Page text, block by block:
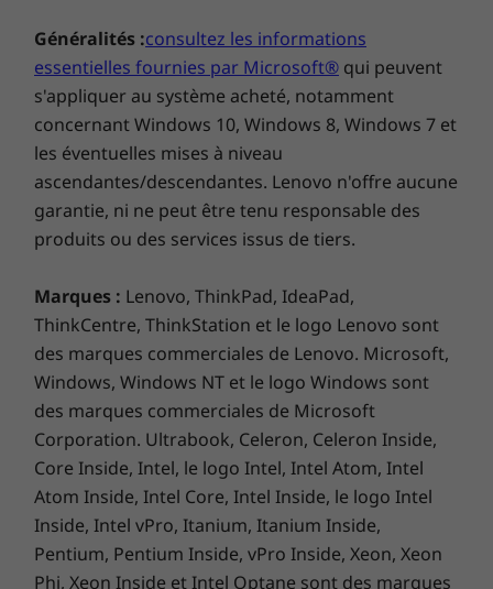
pouvez synchroniser sans peine vos
téléphones et tablettes Android ainsi que vous
connecter n’importe où. Vous pouvez donc
garder vos affaires près de vous, même
lorsque votre portable est loin, et stocker vos
e-mails, cartes, documents et images de
Cloud.
Généralités :consultez les informations
essentielles fournies par Microsoft® qui peuvent
s'appliquer au système acheté, notamment
concernant Windows 10, Windows 8, Windows 7 et
les éventuelles mises à niveau
ascendantes/descendantes. Lenovo n'offre aucune
garantie, ni ne peut être tenu responsable des
produits ou des services issus de tiers.
Marques : Lenovo, ThinkPad, IdeaPad,
ThinkCentre, ThinkStation et le logo Lenovo sont
des marques commerciales de Lenovo. Microsoft,
Windows, Windows NT et le logo Windows sont
des marques commerciales de Microsoft
Corporation. Ultrabook, Celeron, Celeron Inside,
Core Inside, Intel, le logo Intel, Intel Atom, Intel
Atom Inside, Intel Core, Intel Inside, le logo Intel
Inside, Intel vPro, Itanium, Itanium Inside,
Pentium, Pentium Inside, vPro Inside, Xeon, Xeon
Phi, Xeon Inside et Intel Optane sont des marques